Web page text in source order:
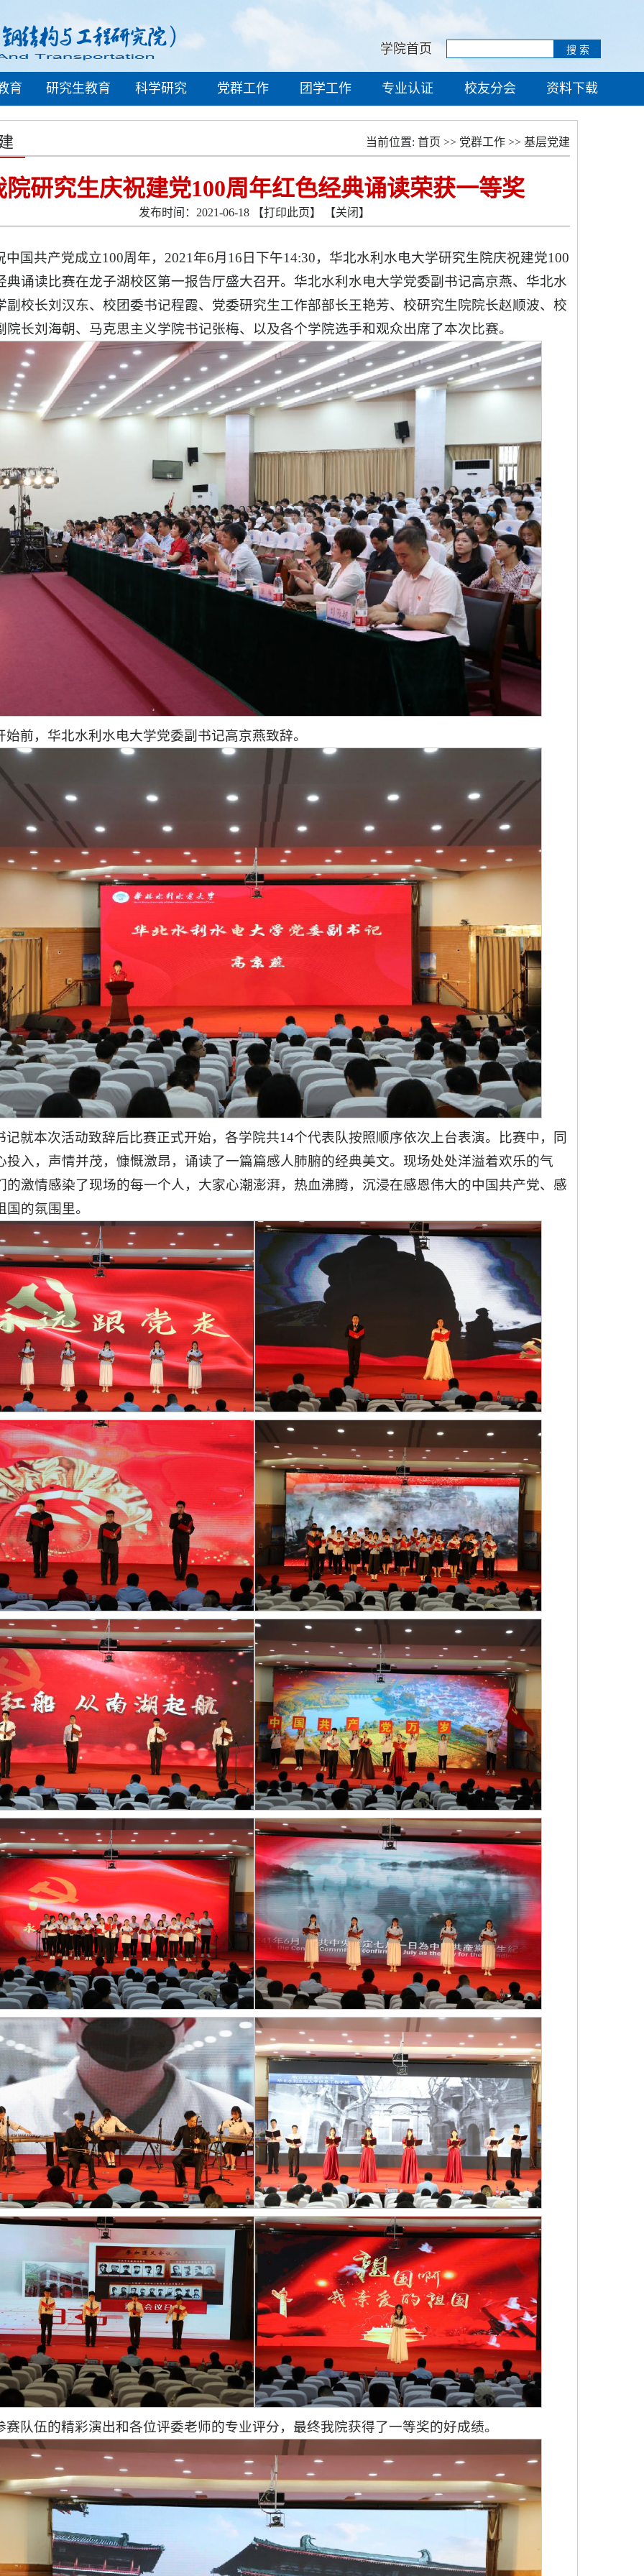
学院首页
育 研究生教育 科学研究 党群工作 团学工作 专业认证 校友分会 资料下载
当前位置: 首页 >> 党群工作 >> 基层党建
院研究生庆祝建党100周年红色经典诵读荣获一等奖
发布时间：2021-06-18 【打印此页】 【关闭】
中国共产党成立100周年，2021年6月16日下午14:30，华北水利水电大学研究生院庆祝建党100
典诵读比赛在龙子湖校区第一报告厅盛大召开。华北水利水电大学党委副书记高京燕、华北水
副校长刘汉东、校团委书记程霞、党委研究生工作部部长王艳芳、校研究生院院长赵顺波、校
院长刘海朝、马克思主义学院书记张梅、以及各个学院选手和观众出席了本次比赛。
始前，华北水利水电大学党委副书记高京燕致辞。
记就本次活动致辞后比赛正式开始，各学院共14个代表队按照顺序依次上台表演。比赛中，同
投入，声情并茂，慷慨激昂，诵读了一篇篇感人肺腑的经典美文。现场处处洋溢着欢乐的气
的激情感染了现场的每一个人，大家心潮澎湃，热血沸腾，沉浸在感恩伟大的中国共产党、感
的氛围里。
赛队伍的精彩演出和各位评委老师的专业评分，最终我院获得了一等奖的好成绩。